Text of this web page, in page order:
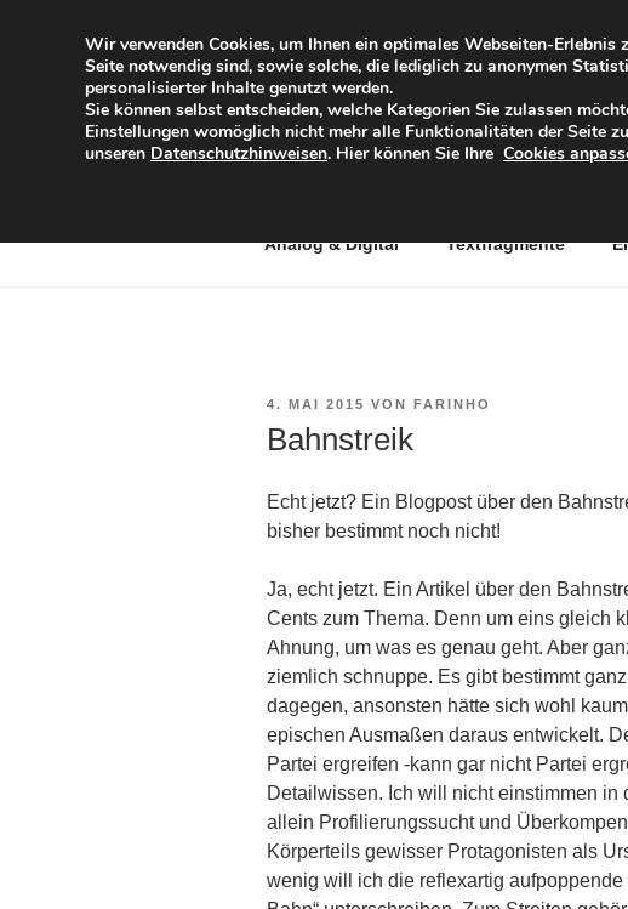
DIESES
Eine subjektive Sicht der Dinge
Analog & Digital Textfragmente
VERÖFFENTLICHT
4. MAI 2015 VON FARINHO
Bahnstreik
Echt jetzt? Ein Blogpost über den
bisher bestimmt noch nicht!
Ja, echt jetzt. Ein Artikel über den
Cents zum Thema. Denn um eins gleich
Ahnung, um was es genau geht. Aber
ziemlich schnuppe. Es gibt bestimmt
dagegen, ansonsten hätte sich wohl
epischen Ausmaßen daraus entwickelt.
Partei ergreifen -kann gar nicht Partei
Detailwissen. Ich will nicht einstimmen in
allein Profilierungssucht und
Körperteils gewisser Protagonisten als
wenig will ich die reflexartig aufpoppende
Wir verwenden Cookies, um Ihnen ein optimales Webseiten-Erlebnis
Seite notwendig sind, sowie solche, die lediglich zu anonymen
personalisierter Inhalte genutzt werden.
Sie können selbst entscheiden, welche Kategorien Sie zulassen
Einstellungen womöglich nicht mehr alle Funktionalitäten der Seite
unseren Datenschutzhinweisen. Hier können Sie Ihre Cookies